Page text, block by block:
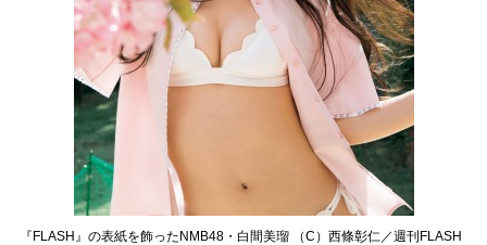
『FLASH』の表紙を飾ったNMB48・白間美瑠 （C）西條彰仁／週刊FLASH